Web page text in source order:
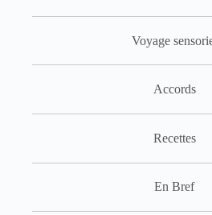
Voyage
Accords
Recettes
En Bref